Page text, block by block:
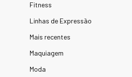
Fitness
Linhas de Expressão
Mais recentes
Maquiagem
Moda